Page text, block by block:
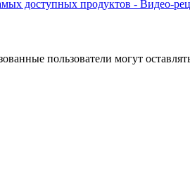
доступных продуктов - Видео-
пользователи могут